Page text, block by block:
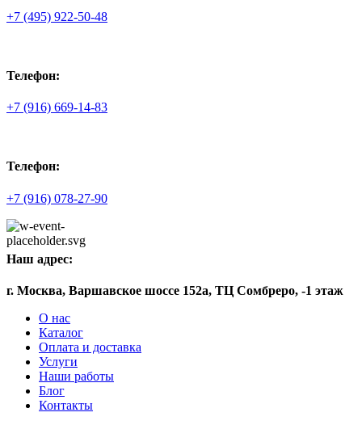
+7 (495) 922-50-48
Телефон:
+7 (916) 669-14-83
Телефон:
+7 (916) 078-27-90
Наш адрес:
г. Москва, Варшавское шоссе 152а, ТЦ Сомбреро, -1 этаж
О нас
Каталог
Оплата и доставка
Услуги
Наши работы
Блог
Контакты